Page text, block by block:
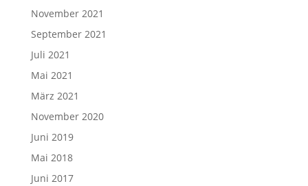
November 2021
September 2021
Juli 2021
Mai 2021
März 2021
November 2020
Juni 2019
Mai 2018
Juni 2017